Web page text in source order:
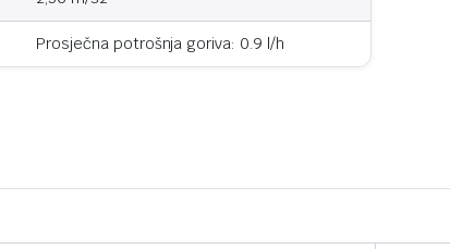
Prosječna potrošnja goriva: 0.9 l/h